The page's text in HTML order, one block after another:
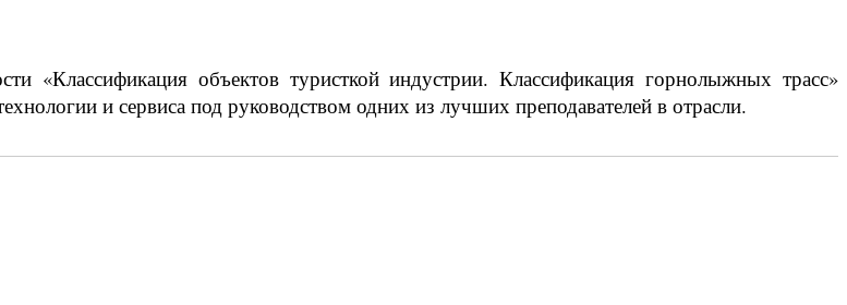
«Классификация объектов туристкой индустрии. Классификация горнолыжных трасс»
и сервиса под руководством одних из лучших преподавателей в отрасли.